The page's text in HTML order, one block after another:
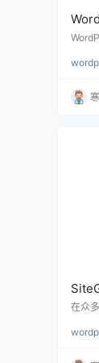
站的
简易
用
是一
南，
在众
长和
一个